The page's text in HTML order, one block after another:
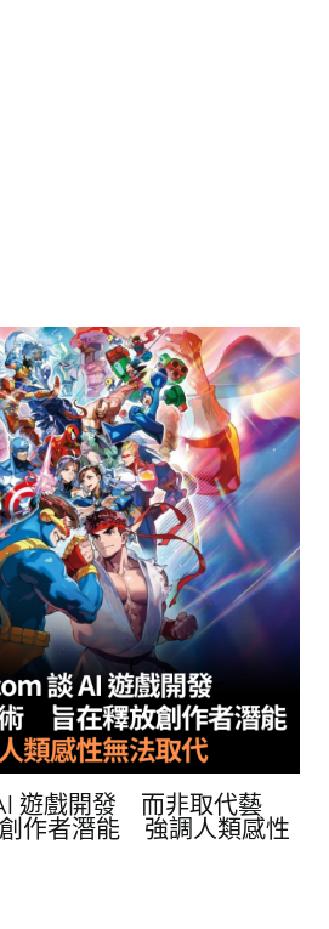
遊戲開發 而非取代藝
作者潛能 強調人類感性